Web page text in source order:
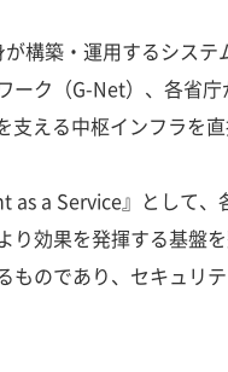
構築・運用するシステ
ーク（G-Net）、各省
える中枢インフラを直
as a Service』として
り効果を発揮する基盤
ものであり、セキュリ